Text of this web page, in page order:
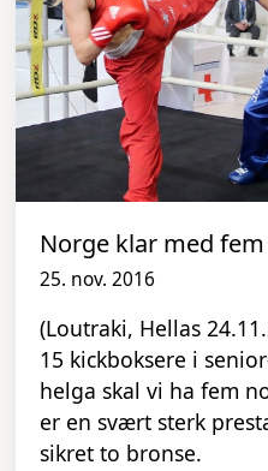
Norge klar med
25. nov. 2016
(Loutraki, Hellas
15 kickboksere i
helga skal vi ha fem
er en svært sterk
sikret to bronse.